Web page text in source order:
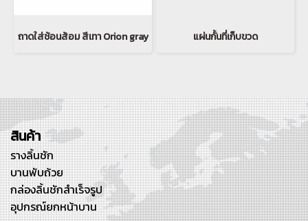
ถาดใส่ช้อนส้อม สีเทา Orion gray แผ่นกั้นที่เก็บขวด
สินค้า
รางลิ้นชัก
บานพับถ้วย
กล่องลิ้นชักสำเร็จรูป
อุปกรณ์ยกหน้าบาน